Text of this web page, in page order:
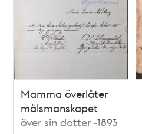
Mamma överlåter
målsmanskapet
över sin dotter -1893